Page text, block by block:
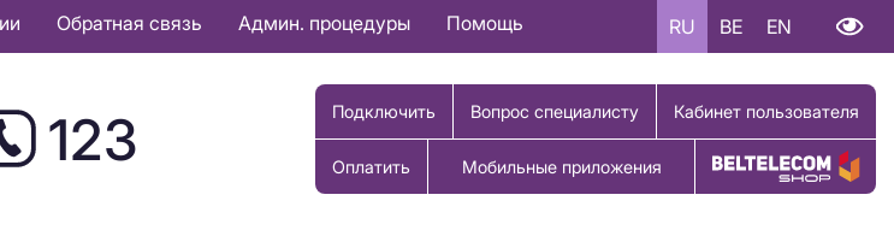
Обратная связь Админ. процедуры Помощь RU BE EN
123 Подключить Вопрос специалисту Кабинет пользователя
Оплатить Мобильные приложения Купить товар